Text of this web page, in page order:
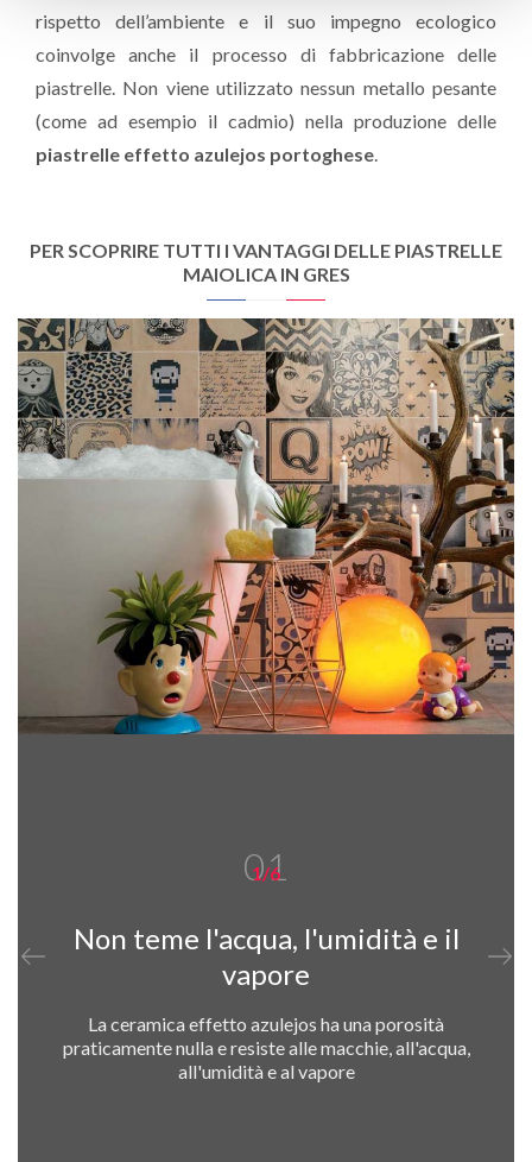
rispetto dell’ambiente e il suo impegno ecologico
coinvolge anche il processo di fabbricazione delle
piastrelle. Non viene utilizzato nessun metallo pesante
(come ad esempio il cadmio) nella produzione delle
piastrelle effetto azulejos portoghese
PER SCOPRIRE TUTTI I VANTAGGI DELLE PIASTRELLE
MAIOLICA IN GRES
01
1/6
Non teme l'acqua, l'umidità e il
vapore
La ceramica effetto azulejos ha una porosità
praticamente nulla e resiste alle macchie, all'acqua,
all'umidità e al vapore